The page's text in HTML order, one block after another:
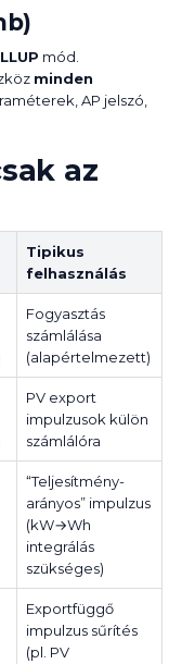
mód.
minden
AP jelszó,
az
Tipikus
felhasználás
Fogyasztás
számlálása
(alapértelmezett)
PV export
impulzusok külön
számlálóra
“Teljesítmény-
arányos” impulzus
(kW→Wh
integrálás
szükséges)
Exportfüggő
impulzus sűrítés
(pl. PV